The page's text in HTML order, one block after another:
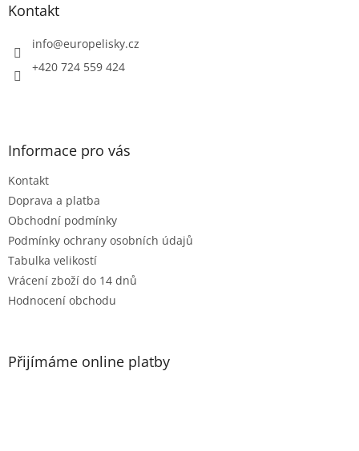
Kontakt
info@europelisky.cz
+420 724 559 424
Informace pro vás
Kontakt
Doprava a platba
Obchodní podmínky
Podmínky ochrany osobních údajů
Tabulka velikostí
Vrácení zboží do 14 dnů
Hodnocení obchodu
Přijímáme online platby